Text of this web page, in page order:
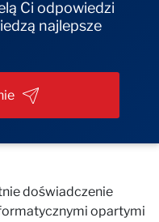
Ci odpowiedzi
najlepsze
doświadczenie
opartymi